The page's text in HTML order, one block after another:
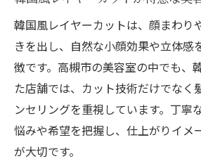
韓国風レイヤーカットは、顔まわり
きを出し、自然な小顔効果や立体感
徴です。高槻市の美容室の中でも、
た店舗では、カット技術だけでなく
ンセリングを重視しています。丁寧
悩みや希望を把握し、仕上がりイメ
が大切です。